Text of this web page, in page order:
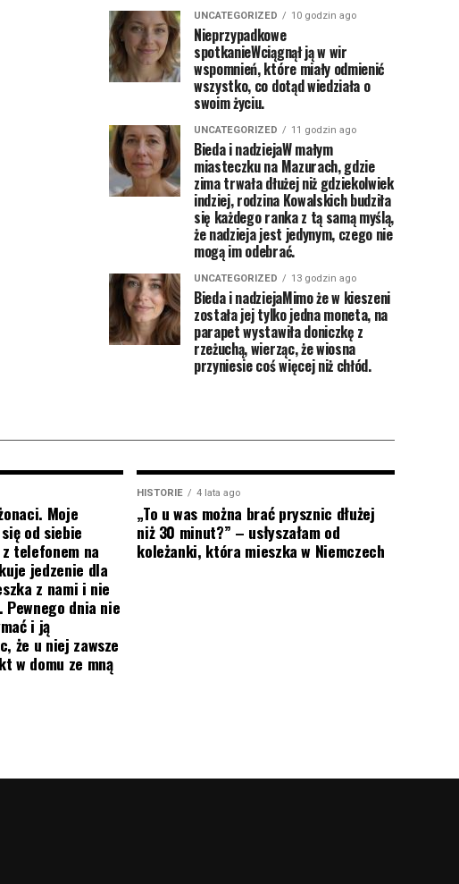
UNCATEGORIZED 10 godzin ago
Nieprzypadkowe
spotkanieWciągnął ją w wir
wspomnień, które miały odmienić
wszystko, co dotąd wiedziała o
swoim życiu.
UNCATEGORIZED 11 godzin ago
Bieda i nadziejaW małym
miasteczku na Mazurach, gdzie
zima trwała dłużej niż gdziekolwiek
indziej, rodzina Kowalskich budziła
się każdego ranka z tą samą myślą,
że nadzieja jest jedynym, czego nie
mogą im odebrać.
UNCATEGORIZED 13 godzin ago
Bieda i nadziejaMimo że w kieszeni
została jej tylko jedna moneta, na
parapet wystawiła doniczkę z
rzeżuchą, wierząc, że wiosna
przyniesie coś więcej niż chłód.
Moje
od siebie
telefonem na
jedzenie dla
z nami i nie
dnia nie
i ją
że u niej zawsze
w domu ze mną
HISTORIE 4 lata ago
„To u was można brać prysznic dłużej
niż 30 minut?” – usłyszałam od
koleżanki, która mieszka w Niemczech